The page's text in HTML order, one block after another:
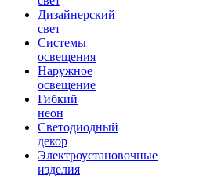
Дизайнерский
свет
Системы
освещения
Наружное
освещение
Гибкий
неон
Светодиодный
декор
Электроустановочные
изделия